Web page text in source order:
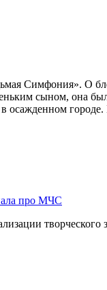
Симфония». О
сыном, она
осажденном
про МЧС